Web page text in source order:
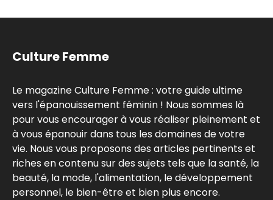
Culture Femme
Le magazine Culture Femme : votre guide ultime
vers l'épanouissement féminin ! Nous sommes là
pour vous encourager à vous réaliser pleinement et
à vous épanouir dans tous les domaines de votre
vie. Nous vous proposons des articles pertinents et
riches en contenu sur des sujets tels que la santé, la
beauté, la mode, l'alimentation, le développement
personnel, le bien-être et bien plus encore.